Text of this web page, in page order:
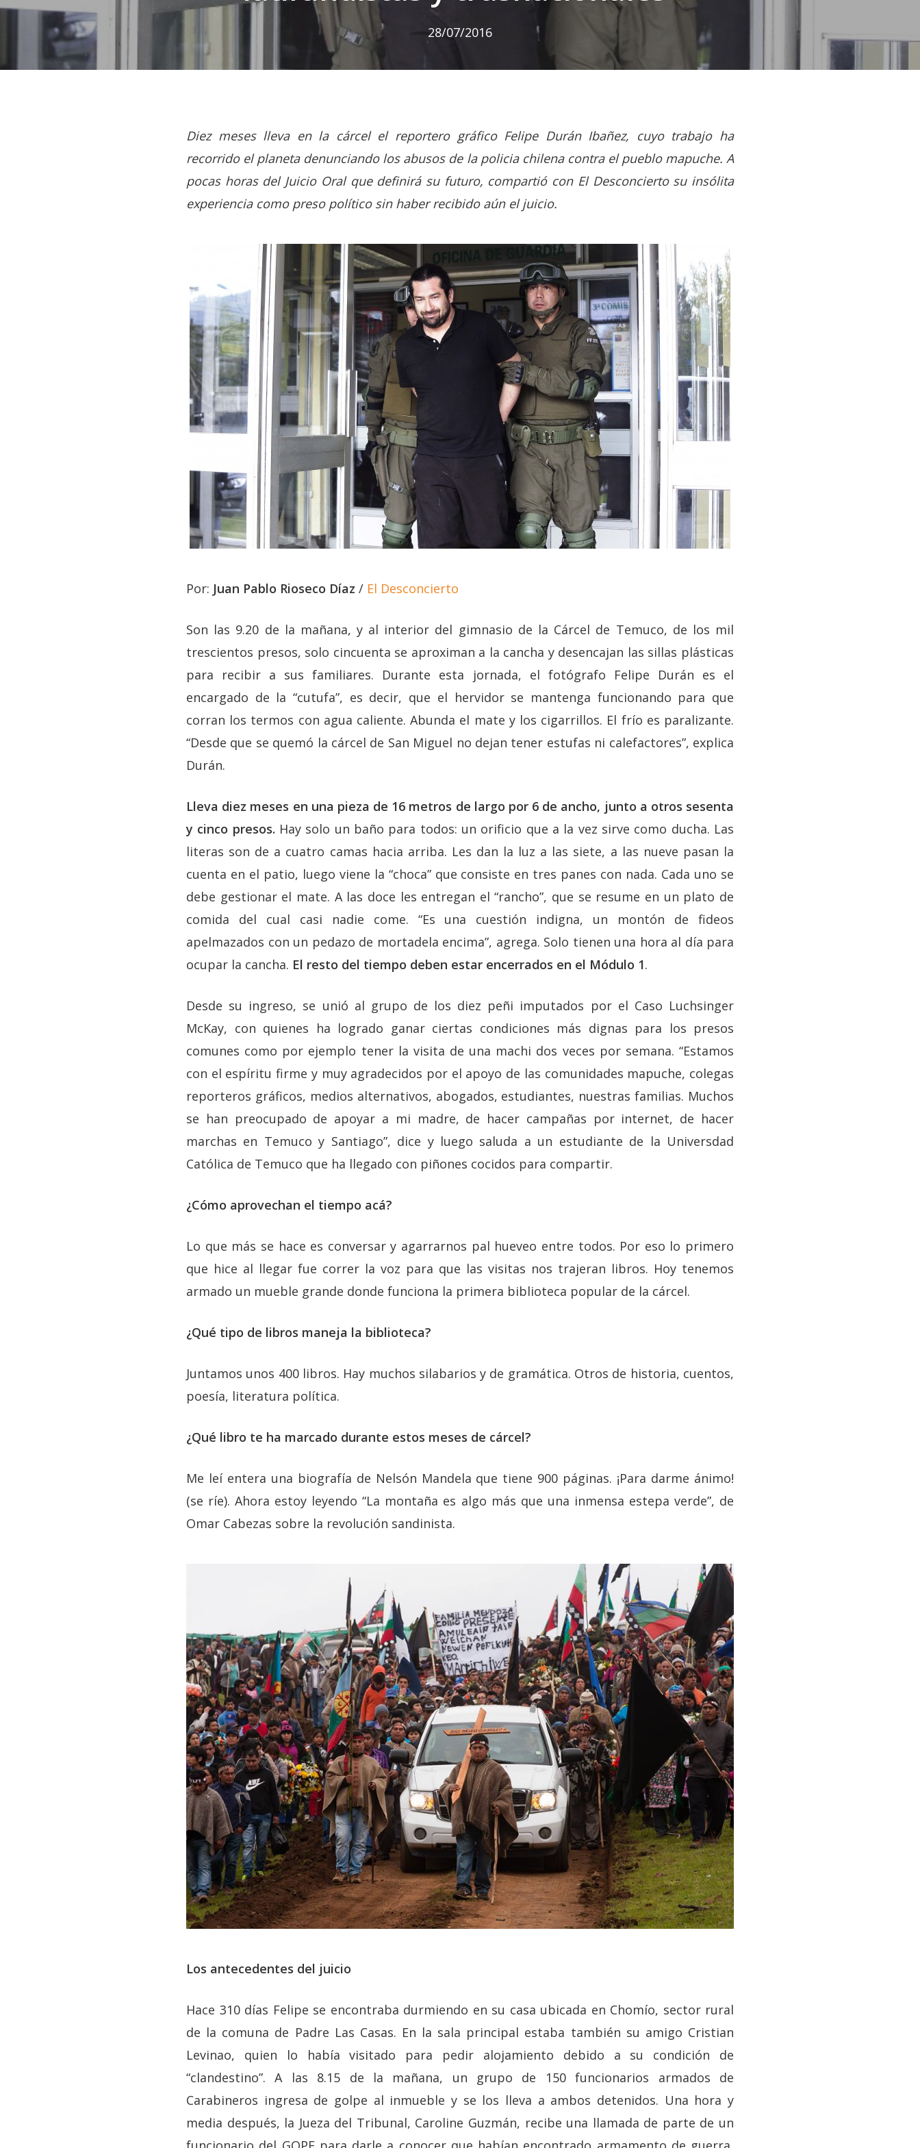
Hit enter to search or ESC to close
28/07/2016
Diez meses lleva en la cárcel el reportero gráfico Felipe Durán Ibañez, cuyo trabajo ha
recorrido el planeta denunciando los abusos de la policia chilena contra el pueblo mapuche. A
pocas horas del Juicio Oral que definirá su futuro, compartió con El Desconcierto su insólita
experiencia como preso político sin haber recibido aún el juicio.
Por: Juan Pablo Rioseco Díaz / El Desconcierto
Son las 9.20 de la mañana, y al interior del gimnasio de la Cárcel de Temuco, de los mil
trescientos presos, solo cincuenta se aproximan a la cancha y desencajan las sillas plásticas
para recibir a sus familiares. Durante esta jornada, el fotógrafo Felipe Durán es el
encargado de la “cutufa”, es decir, que el hervidor se mantenga funcionando para que
corran los termos con agua caliente. Abunda el mate y los cigarrillos. El frío es paralizante.
“Desde que se quemó la cárcel de San Miguel no dejan tener estufas ni calefactores”, explica
Durán.
Lleva diez meses en una pieza de 16 metros de largo por 6 de ancho, junto a otros sesenta
y cinco presos. Hay solo un baño para todos: un orificio que a la vez sirve como ducha. Las
literas son de a cuatro camas hacia arriba. Les dan la luz a las siete, a las nueve pasan la
cuenta en el patio, luego viene la “choca” que consiste en tres panes con nada. Cada uno se
debe gestionar el mate. A las doce les entregan el “rancho”, que se resume en un plato de
comida del cual casi nadie come. “Es una cuestión indigna, un montón de fideos
apelmazados con un pedazo de mortadela encima”, agrega. Solo tienen una hora al día para
ocupar la cancha. El resto del tiempo deben estar encerrados en el Módulo 1.
Desde su ingreso, se unió al grupo de los diez peñi imputados por el Caso Luchsinger
McKay, con quienes ha logrado ganar ciertas condiciones más dignas para los presos
comunes como por ejemplo tener la visita de una machi dos veces por semana. “Estamos
con el espíritu firme y muy agradecidos por el apoyo de las comunidades mapuche, colegas
reporteros gráficos, medios alternativos, abogados, estudiantes, nuestras familias. Muchos
se han preocupado de apoyar a mi madre, de hacer campañas por internet, de hacer
marchas en Temuco y Santiago”, dice y luego saluda a un estudiante de la Universdad
Católica de Temuco que ha llegado con piñones cocidos para compartir.
¿Cómo aprovechan el tiempo acá?
Lo que más se hace es conversar y agarrarnos pal hueveo entre todos. Por eso lo primero
que hice al llegar fue correr la voz para que las visitas nos trajeran libros. Hoy tenemos
armado un mueble grande donde funciona la primera biblioteca popular de la cárcel.
¿Qué tipo de libros maneja la biblioteca?
Juntamos unos 400 libros. Hay muchos silabarios y de gramática. Otros de historia, cuentos,
poesía, literatura política.
¿Qué libro te ha marcado durante estos meses de cárcel?
Me leí entera una biografía de Nelsón Mandela que tiene 900 páginas. ¡Para darme ánimo!
(se ríe). Ahora estoy leyendo “La montaña es algo más que una inmensa estepa verde”, de
Omar Cabezas sobre la revolución sandinista.
Los antecedentes del juicio
Hace 310 días Felipe se encontraba durmiendo en su casa ubicada en Chomío, sector rural
de la comuna de Padre Las Casas. En la sala principal estaba también su amigo Cristian
Levinao, quien lo había visitado para pedir alojamiento debido a su condición de
“clandestino”. A las 8.15 de la mañana, un grupo de 150 funcionarios armados de
Carabineros ingresa de golpe al inmueble y se los lleva a ambos detenidos. Una hora y
media después, la Jueza del Tribunal, Caroline Guzmán, recibe una llamada de parte de un